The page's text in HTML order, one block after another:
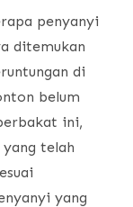
penyanyi
ditemukan
di
belum
ini,
telah
yang